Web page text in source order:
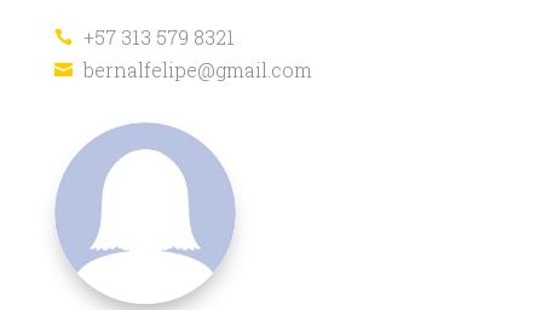
 +57 313 579 8321
 bernalfelipe@gmail.com